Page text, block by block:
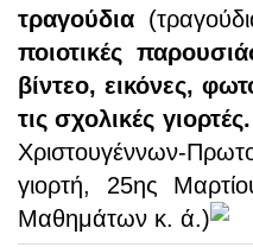
τραγούδια
ποιοτικές
βίντεο, εικόνες,
τις σχολικές γιορτές.
Χριστουγέννων-
γιορτή, 25ης
Μαθημάτων κ. ά.)